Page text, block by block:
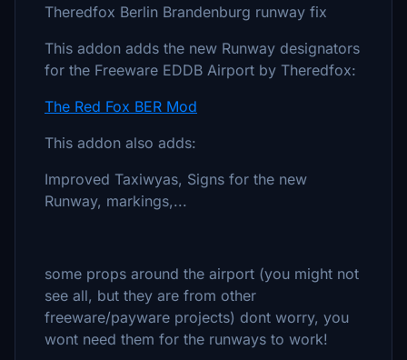
Theredfox Berlin Brandenburg runway fix
This addon adds the new Runway designators
for the Freeware EDDB Airport by Theredfox:
The Red Fox BER Mod
This addon also adds:
Improved Taxiwyas, Signs for the new
Runway, markings,...
some props around the airport (you might not
see all, but they are from other
freeware/payware projects) dont worry, you
wont need them for the runways to work!